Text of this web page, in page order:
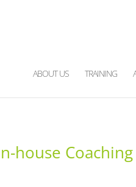
ABOUT US TRAINING
house